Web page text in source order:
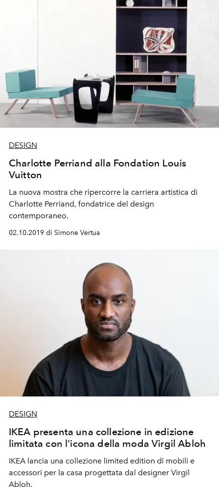
DESIGN
Charlotte Perriand alla Fondation Louis
Vuitton
La nuova mostra che ripercorre la carriera artistica di
Charlotte Perriand, fondatrice del design
contemporaneo.
02.10.2019 di Simone Vertua
DESIGN
IKEA presenta una collezione in edizione
limitata con l'icona della moda Virgil Abloh
IKEA lancia una collezione limited edition di mobili e
accessori per la casa progettata dal designer Virgil
Abloh.